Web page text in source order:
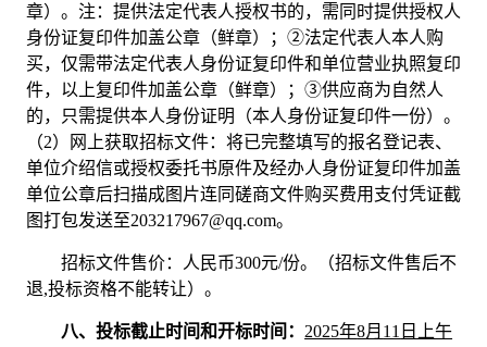
章）。注：提供法定代表人授权书的，需同时提供授权人
身份证复印件加盖公章（鲜章）；②法定代表人本人购
买，仅需带法定代表人身份证复印件和单位营业执照复印
件，以上复印件加盖公章（鲜章）；③供应商为自然人
的，只需提供本人身份证明（本人身份证复印件一份）。
（2）网上获取招标文件：将已完整填写的报名登记表、
单位介绍信或授权委托书原件及经办人身份证复印件加盖
单位公章后扫描成图片连同磋商文件购买费用支付凭证截
图打包发送至203217967@qq.com。
招标文件售价：人民币300元/份。（招标文件售后不
退,投标资格不能转让）。
八、投标截止时间和开标时间： 2025年8月 11 日上午